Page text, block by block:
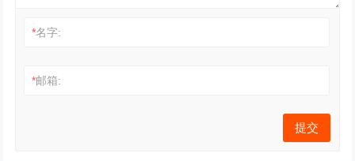
*名字:
*邮箱: